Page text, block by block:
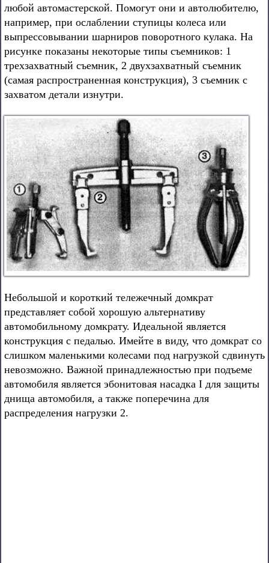
любой автомастерской. Помогут они и автолюбителю,
например, при ослаблении ступицы колеса или
выпрессовывании шарниров поворотного кулака. На
рисунке показаны некоторые типы съемников: 1
трехзахватный съемник, 2 двухзахватный съемник
(самая распространенная конструкция), 3 съемник с
захватом детали изнутри.
Небольшой и короткий тележечный домкрат
представляет собой хорошую альтернативу
автомобильному домкрату. Идеальной является
конструкция с педалью. Имейте в виду, что домкрат со
слишком маленькими колесами под нагрузкой сдвинуть
невозможно. Важной принадлежностью при подъеме
автомобиля является эбонитовая насадка I для защиты
днища автомобиля, а также поперечина для
распределения нагрузки 2.